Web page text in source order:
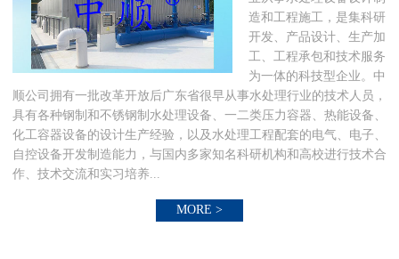
造和工程施工，是集科研
开发、产品设计、生产加
工、工程承包和技术服务
为一体的科技型企业。中
顺公司拥有一批改革开放后广东省很早从事水处理行业的技术人员，
具有各种钢制和不锈钢制水处理设备、一二类压力容器、热能设备、
化工容器设备的设计生产经验，以及水处理工程配套的电气、电子、
自控设备开发制造能力，与国内多家知名科研机构和高校进行技术合
作、技术交流和实习培养...
MORE >